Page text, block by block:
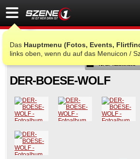
Das Hauptmenu (Fotos, Events,
links oben, wenn du auf das Menuicon /
Als Freund
Neue Nachricht
DER-BOESE-WOLF